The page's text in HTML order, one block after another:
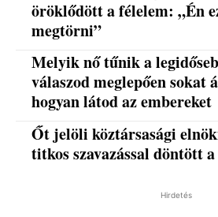
öröklődött a félelem: „Én
megtörni”
Melyik nő tűnik a
válaszod meglepően
hogyan látod az embereket
Őt jelöli köztársasági
titkos szavazással döntött
Hirdetés